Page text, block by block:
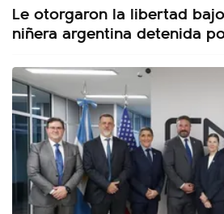
Le otorgaron la libertad
niñera argentina detenida